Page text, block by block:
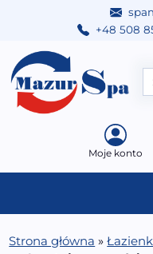
+48 508
Przejdź do treści
Main
Moje konto
Strona główna »